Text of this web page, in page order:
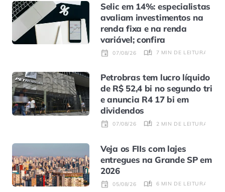
Selic em 14%: especialistas
avaliam investimentos na
renda fixa e na renda
variável; confira
07/08/26 7 MIN DE LEITURA
Petrobras tem lucro líquido
de R$ 52,4 bi no segundo tri
e anuncia R4 17 bi em
dividendos
07/08/26 2 MIN DE LEITURA
Veja os FIIs com lajes
entregues na Grande SP em
2026
05/08/26 6 MIN DE LEITURA